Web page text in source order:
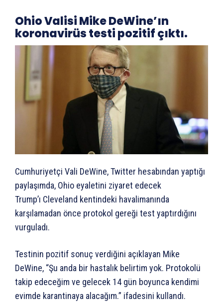
Ohio Valisi Mike DeWine’ın
koronavirüs testi pozitif çıktı.
Cumhuriyetçi Vali DeWine, Twitter hesabından yaptığı
paylaşımda, Ohio eyaletini ziyaret edecek
Trump’ı Cleveland kentindeki havalimanında
karşılamadan önce protokol gereği test yaptırdığını
vurguladı.
Testinin pozitif sonuç verdiğini açıklayan Mike
DeWine, “Şu anda bir hastalık belirtim yok. Protokolü
takip edeceğim ve gelecek 14 gün boyunca kendimi
evimde karantinaya alacağım.” ifadesini kullandı.